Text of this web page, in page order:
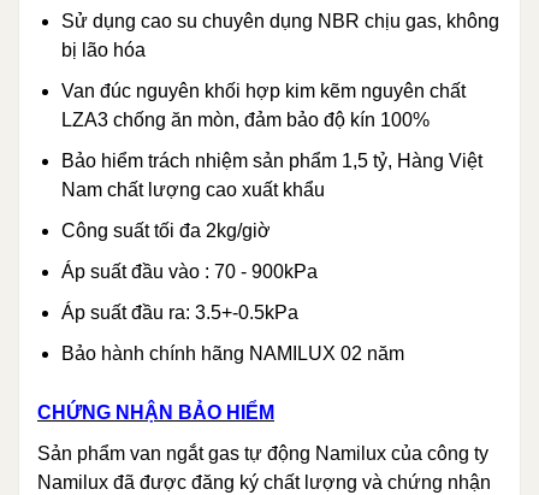
Sử dụng cao su chuyên dụng NBR chịu gas, không
bị lão hóa
Van đúc nguyên khối hợp kim kẽm nguyên chất
LZA3 chống ăn mòn, đảm bảo độ kín 100%
Bảo hiểm trách nhiệm sản phẩm 1,5 tỷ, Hàng Việt
Nam chất lượng cao xuất khẩu
Công suất tối đa 2kg/giờ
Áp suất đầu vào : 70 - 900kPa
Áp suất đầu ra: 3.5+-0.5kPa
Bảo hành chính hãng NAMILUX 02 năm
CHỨNG NHẬN BẢO HIỂM
Sản phẩm van ngắt gas tự động Namilux của công ty
Namilux đã được đăng ký chất lượng và chứng nhận